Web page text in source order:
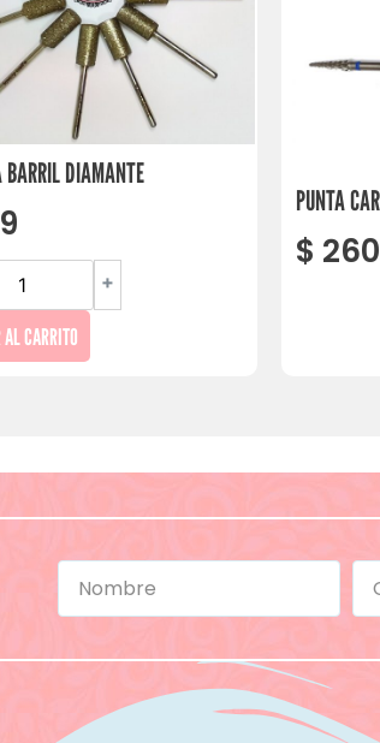
BARRIL DIAMANTE
+
CARRITO
PUNTA
$ 260